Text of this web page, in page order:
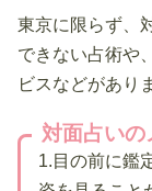
東京に限らず、
できない占術や
ビスなどがあり
対面占いの
1.目の前に鑑